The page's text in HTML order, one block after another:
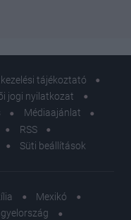
tájékoztató
jogi nyilatkozat
Médiaajánlat
RSS
Süti beállítások
Mexikó